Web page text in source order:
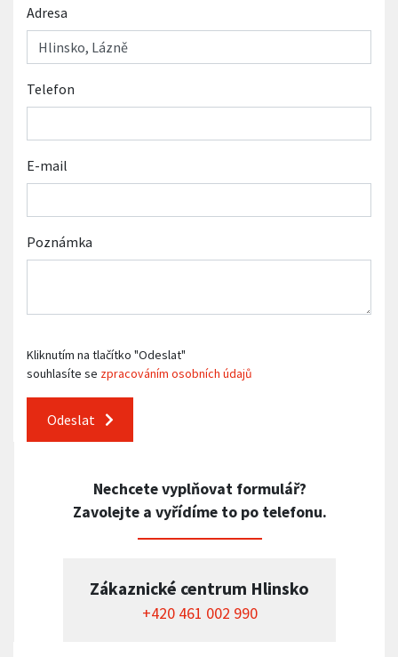
Adresa
Telefon
E-mail
Poznámka
Kliknutím na tlačítko "Odeslat"
souhlasíte se zpracováním osobních údajů
Odeslat
Nechcete vyplňovat formulář?
Zavolejte a vyřídíme to po telefonu.
Zákaznické centrum Hlinsko
+420 461 002 990